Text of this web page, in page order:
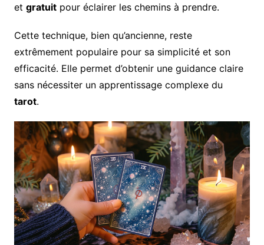
et gratuitpour éclairer les chemins à prendre.
Cette technique, bien qu’ancienne, reste
extrêmement populaire pour sa simplicité et son
efficacité. Elle permet d’obtenir une guidance claire
sans nécessiter un apprentissage complexe du
tarot.